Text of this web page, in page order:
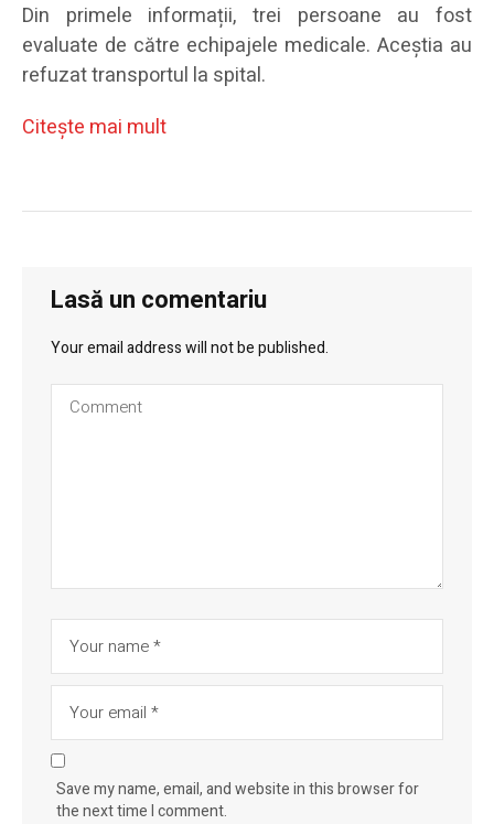
Din primele informații, trei persoane au fost
evaluate de către echipajele medicale. Aceștia au
refuzat transportul la spital.
Citeşte mai mult
Lasă un comentariu
Your email address will not be published.
Save my name, email, and website in this browser for
the next time I comment.